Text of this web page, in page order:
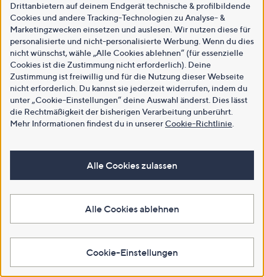
Drittanbietern auf deinem Endgerät technische & profilbildende
Cookies und andere Tracking-Technologien zu Analyse- &
Marketingzwecken einsetzen und auslesen. Wir nutzen diese für
personalisierte und nicht-personalisierte Werbung. Wenn du dies
nicht wünschst, wähle „Alle Cookies ablehnen“ (für essenzielle
Cookies ist die Zustimmung nicht erforderlich). Deine
Zustimmung ist freiwillig und für die Nutzung dieser Webseite
nicht erforderlich. Du kannst sie jederzeit widerrufen, indem du
unter „Cookie-Einstellungen“ deine Auswahl änderst. Dies lässt
die Rechtmäßigkeit der bisherigen Verarbeitung unberührt.
Mehr Informationen findest du in unsererCookie-Richtlinie
Alle Cookies zulassen
Alle Cookies ablehnen
Cookie-Einstellungen